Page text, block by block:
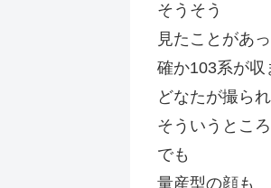
そうそう
見たことがあ
確か103系が収
どなたが撮ら
そういうとこ
でも
量産型の顔も